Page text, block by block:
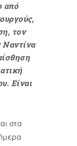
από
τον
Είναι
στα